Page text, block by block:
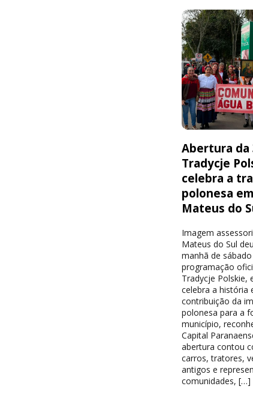
Abertura da
Tradycje
celebra a
polonesa
Mateus do
Imagem
Mateus do Sul
manhã de sábado
programação
Tradycje Polskie,
celebra a história
contribuição da
polonesa para a
município,
Capital
abertura contou
carros, tratores,
antigos e
comunidades, […]